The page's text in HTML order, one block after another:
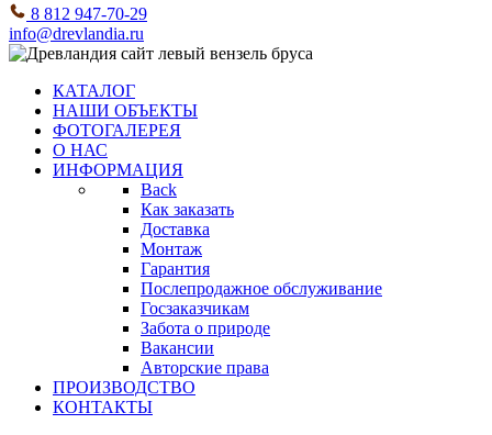
8 812 947-70-29
info@drevlandia.ru
КАТАЛОГ
НАШИ ОБЪЕКТЫ
ФОТОГАЛЕРЕЯ
О НАС
ИНФОРМАЦИЯ
Back
Как заказать
Доставка
Монтаж
Гарантия
Послепродажное обслуживание
Госзаказчикам
Забота о природе
Вакансии
Авторские права
ПРОИЗВОДСТВО
КОНТАКТЫ